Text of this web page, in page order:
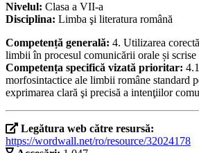
Nivelul: Clasa a VII-a
Disciplina: Limba şi literatura română
Competență generală: 4. Utilizarea
limbii în procesul comunicării orale și scrise
Competența specifică vizată prioritar:
morfosintactice ale limbii române standard
exprimarea clară şi precisă a intenţiilor
Legătura web către resursă:
https://wordwall.net/ro/resource/32024178